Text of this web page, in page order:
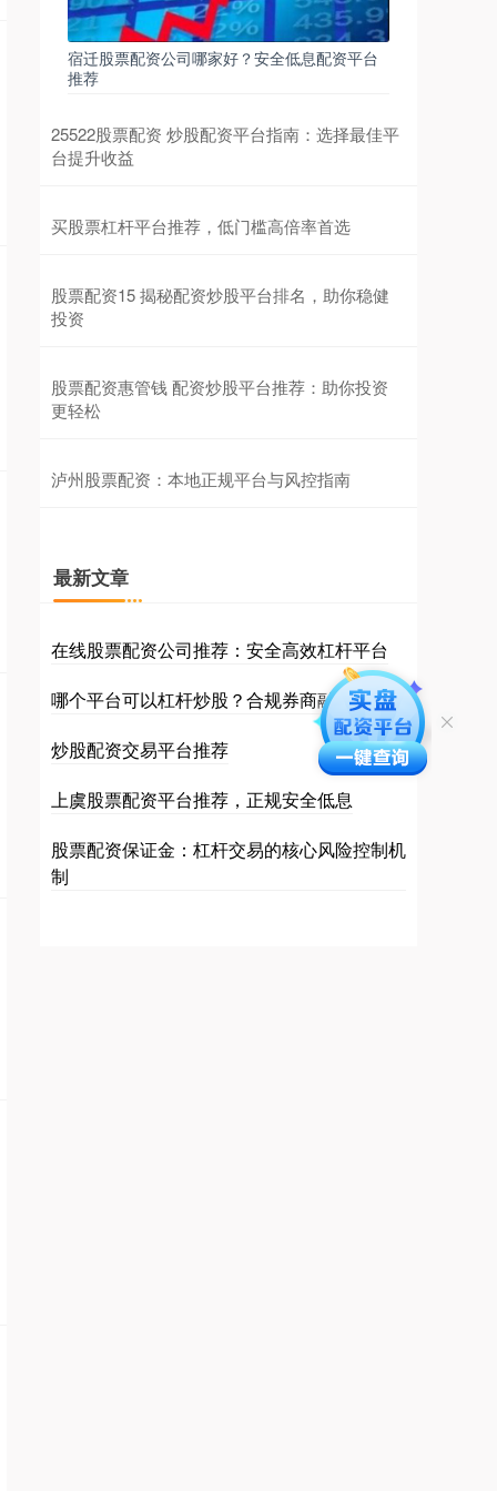
宿迁股票配资公司哪家好？安全低息配资平台
推荐
25522股票配资 炒股配资平台指南：选择最佳平
台提升收益
买股票杠杆平台推荐，低门槛高倍率首选
股票配资15 揭秘配资炒股平台排名，助你稳健
投资
股票配资惠管钱 配资炒股平台推荐：助你投资
更轻松
泸州股票配资：本地正规平台与风控指南
最新文章
在线股票配资公司推荐：安全高效杠杆平台
哪个平台可以杠杆炒股？合规券商融资融券
炒股配资交易平台推荐
上虞股票配资平台推荐，正规安全低息
股票配资保证金：杠杆交易的核心风险控制机
制